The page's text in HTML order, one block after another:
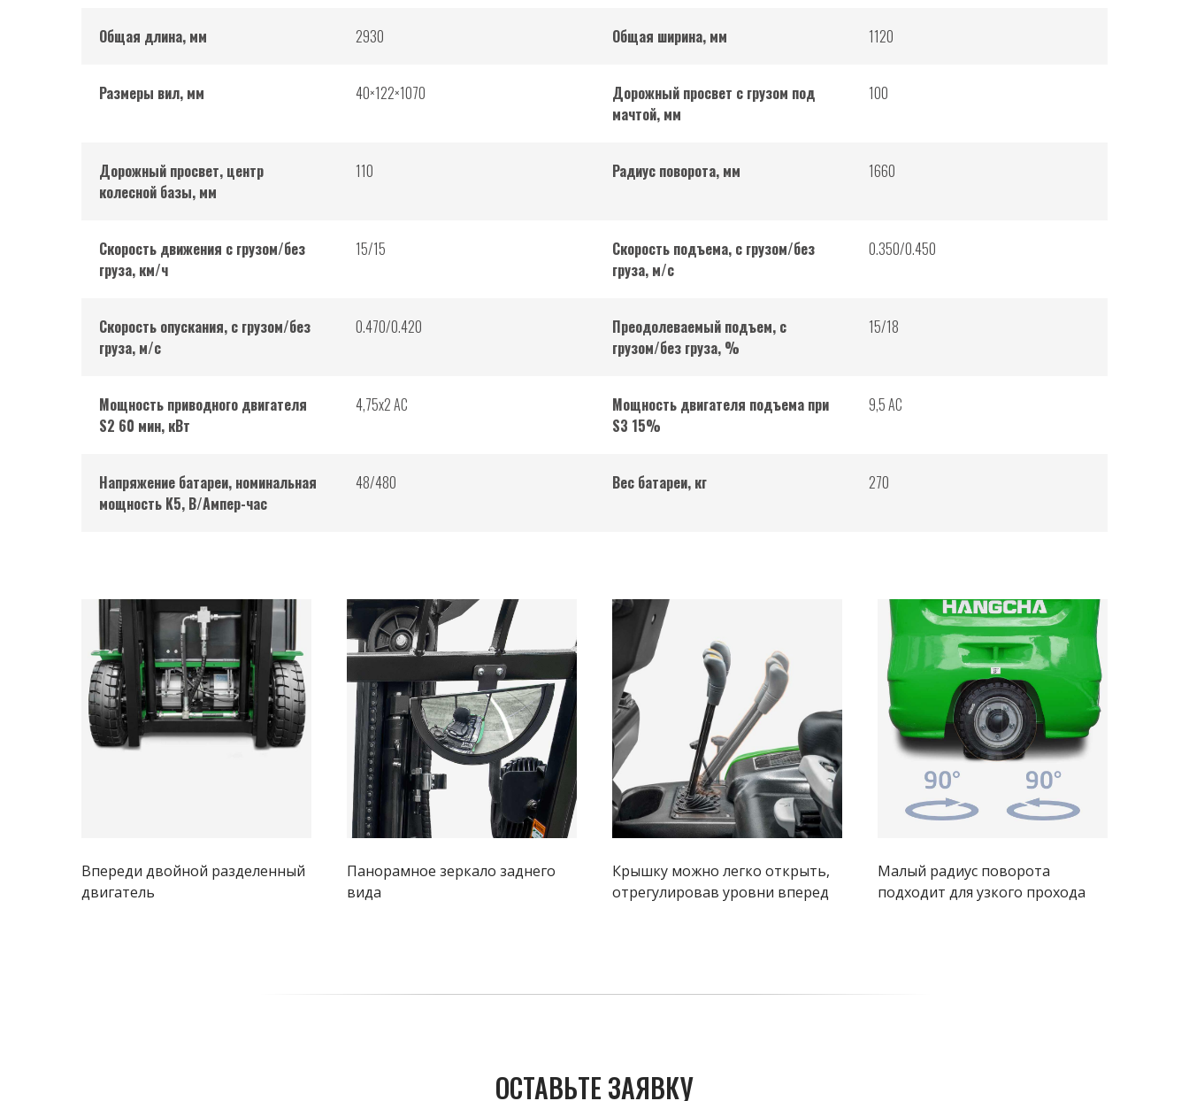
Общая длина, мм 2930 Общая ширина, мм 1120
Размеры вил, мм 40×122×1070
Дорожный просвет с грузом под
мачтой, мм
100
Дорожный просвет, центр
колесной базы, мм
110 Радиус поворота, мм 1660
Скорость движения с грузом/без
груза, км/ч
15/15
Скорость подъема, с грузом/без
груза, м/с
0.350/0.450
Скорость опускания, с грузом/без
груза, м/с
0.470/0.420
Преодолеваемый подъем, с
грузом/без груза, %
15/18
Мощность приводного двигателя
S2 60 мин, кВт
4,75х2 AC
Мощность двигателя подъема при
S3 15%
9,5 AC
Напряжение батареи, номинальная
мощность K5, В/Ампер-час
48/480 Вес батареи, кг 270
Впереди двойной разделенный
двигатель
Панорамное зеркало заднего
вида
Крышку можно легко открыть,
отрегулировав уровни вперед
Малый радиус поворота
подходит для узкого прохода
ОСТАВЬТЕ ЗАЯВКУ